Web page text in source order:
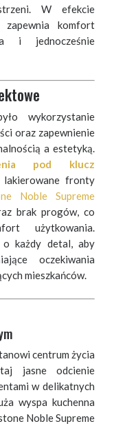
W efekcie
komfort
i jednocześnie
wykorzystanie
oraz zapewnienie
a estetyką.
pod klucz
fronty
Noble Supreme
brak progów, co
użytkowania.
o każdy detal, aby
oczekiwania
mieszkańców.
centrum życia
jasne odcienie
w delikatnych
wyspa kuchenna
Noble Supreme